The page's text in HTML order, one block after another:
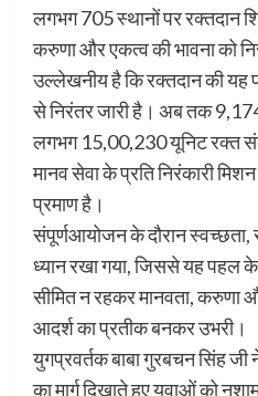
लगभग 705 स्थानों पर रक्तदान
करुणा और एकत्व की भावना को
उल्लेखनीय है कि रक्तदान की यह
से निरंतर जारी है। अब तक
लगभग 15,00,230 यूनिट रक्त
मानव सेवा के प्रति निरंकारी
प्रमाण है।
संपूर्णआयोजन के दौरान स्वच्छता,
ध्यान रखा गया, जिससे यह पहल
सीमित न रहकर मानवता, करुणा
आदर्श का प्रतीक बनकर उभरी।
युगप्रवर्तक बाबा गुरबचन सिंह
का मार्ग दिखाते हुए युवाओं को